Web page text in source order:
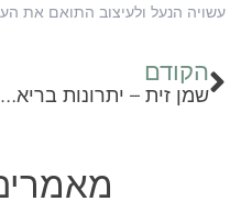
עשויה הנעל ולעיצוב התואם את
הקודם
שמן זית – יתרונות בריאותיים שאתם צריכים להכיר